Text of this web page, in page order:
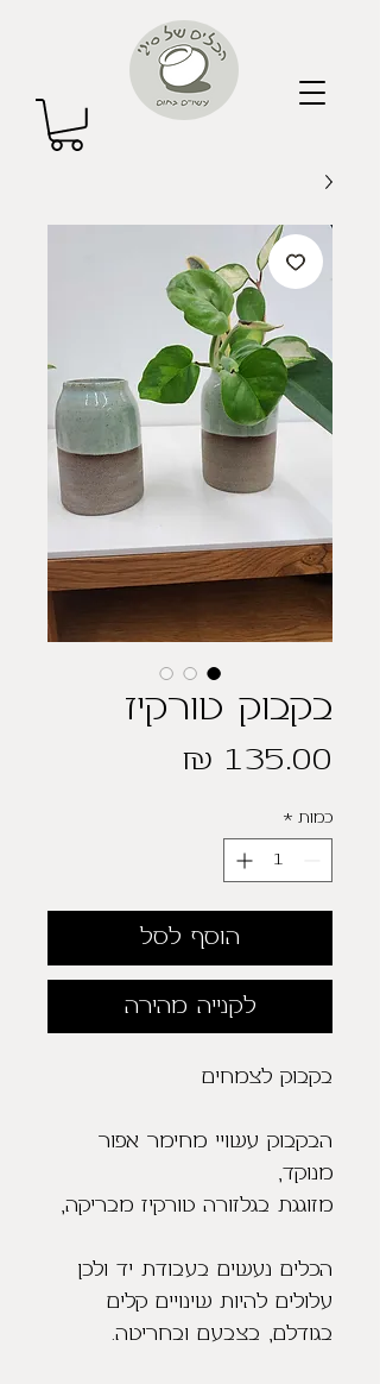
בקבוק טורקיז
מחיר
כמות *
הוסף לסל
לקנייה מהירה
בקבוק לצמחים
הבקבוק עשויי מחימר אפור
מנוקד,
מזוגגת בגלזורה טורקיז מבריקה,
הכלים נעשים בעבודת יד ולכן
עלולים להיות שינויים קלים
בגודלם, בצבעם ובחריטה.